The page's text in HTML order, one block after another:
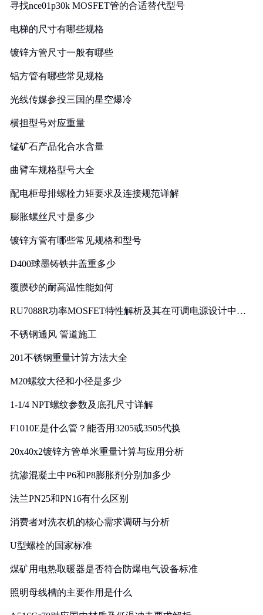
寻找nce01p30k MOSFET管的合适替代型号
电梯的尺寸有哪些规格
镀锌方管尺寸一般有哪些
铝方管有哪些常见规格
光线传媒参投三国的星空爆冷
横担型号对应重量
锰矿石产品化合水含量
曲臂车规格型号大全
配电柜母排螺栓力矩要求及连接规范详解
膨胀螺丝尺寸是多少
镀锌方管有哪些常见规格和型号
D400球墨铸铁井盖重多少
覆膜砂的耐高温性能如何
RU7088R功率MOSFET特性解析及其在可调电源设计中的
不锈钢通风 管道施工
201不锈钢重量计算方法大全
M20螺纹大径和小径是多少
1-1/4 NPT螺纹参数及底孔尺寸详解
F1010E是什么管？能否用3205或3505代换
20x40x2镀锌方管单米重量计算与应用分析
抗渗混凝土中P6和P8膨胀剂分别加多少
法兰PN25和PN16有什么区别
消费者对洗衣机的核心需求调研与分析
U型螺栓的国家标准
煤矿用电热取暖器是否符合防爆电气设备标准
照明母线槽的主要作用是什么